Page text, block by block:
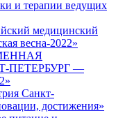
и терапии ведущих
медицинский
весна-2022»
ПЕТЕРБУРГ —
Санкт-
достижения»